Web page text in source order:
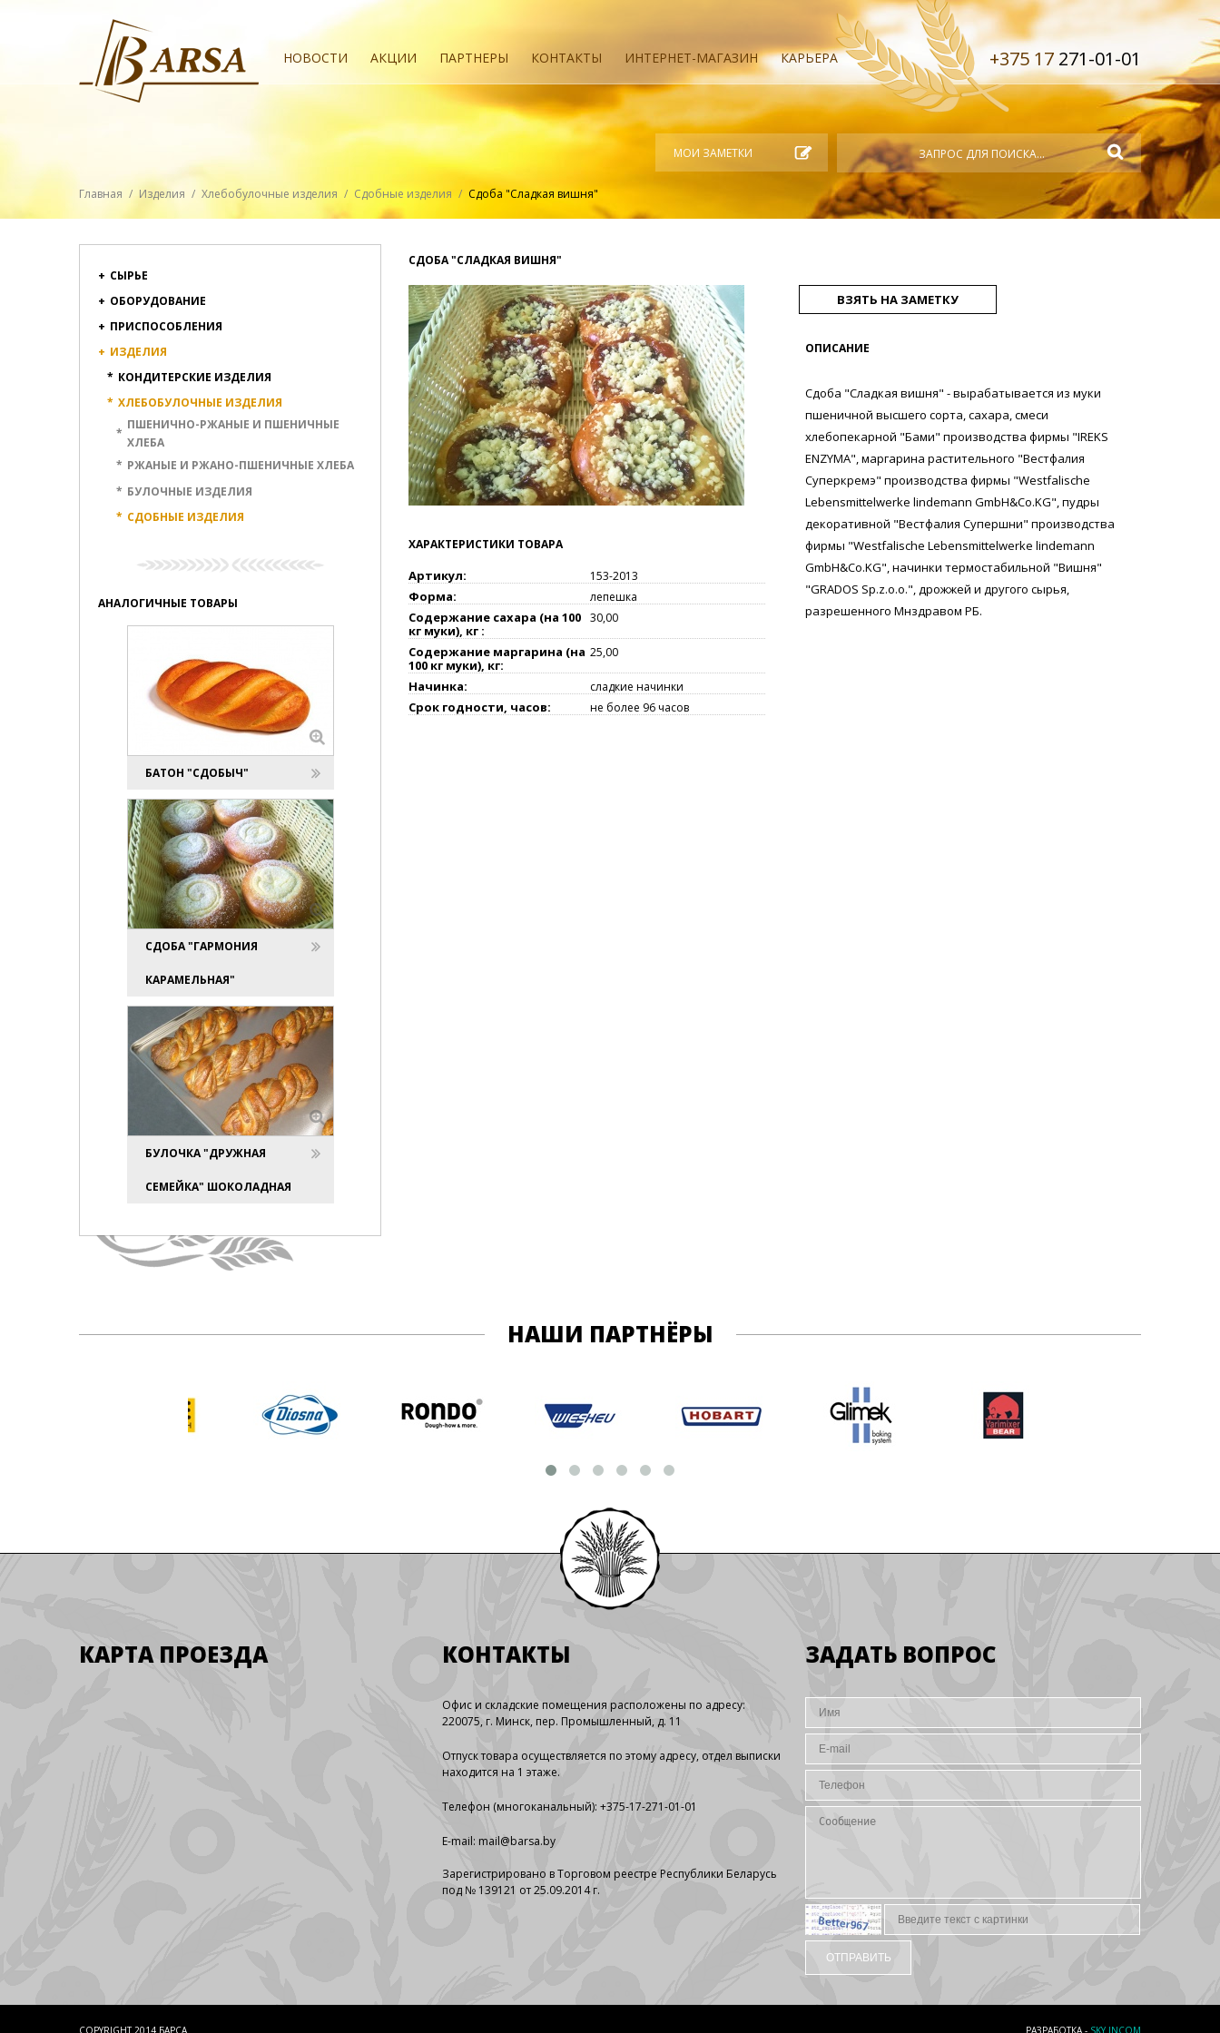
НОВОСТИ АКЦИИ ПАРТНЕРЫ КОНТАКТЫ ИНТЕРНЕТ-МАГАЗИН КАРЬЕРА +375 17 271-01-01
МОИ ЗАМЕТКИ
Главная / Изделия / Хлебобулочные изделия / Сдобные изделия / Сдоба "Сладкая вишня"
+ СЫРЬЕ
+ ОБОРУДОВАНИЕ
+ ПРИСПОСОБЛЕНИЯ
+ ИЗДЕЛИЯ
* КОНДИТЕРСКИЕ ИЗДЕЛИЯ
* ХЛЕБОБУЛОЧНЫЕ ИЗДЕЛИЯ
*
ПШЕНИЧНО-РЖАНЫЕ И ПШЕНИЧНЫЕ
ХЛЕБА
* РЖАНЫЕ И РЖАНО-ПШЕНИЧНЫЕ ХЛЕБА
* БУЛОЧНЫЕ ИЗДЕЛИЯ
* СДОБНЫЕ ИЗДЕЛИЯ
АНАЛОГИЧНЫЕ ТОВАРЫ
БАТОН "СДОБЫЧ"
СДОБА "ГАРМОНИЯ
КАРАМЕЛЬНАЯ"
БУЛОЧКА "ДРУЖНАЯ
СЕМЕЙКА" ШОКОЛАДНАЯ
СДОБА "СЛАДКАЯ ВИШНЯ"
ВЗЯТЬ НА ЗАМЕТКУ
ОПИСАНИЕ
Сдоба "Сладкая вишня" - вырабатывается из муки
пшеничной высшего сорта, сахара, смеси
хлебопекарной "Бами" производства фирмы "IREKS
ENZYMA", маргарина растительного "Вестфалия
Суперкремэ" производства фирмы "Westfalische
Lebensmittelwerke lindemann GmbH&Co.KG", пудры
декоративной "Вестфалия Супершни" производства
фирмы "Westfalische Lebensmittelwerke lindemann
GmbH&Co.KG", начинки термостабильной "Вишня"
"GRADOS Sp.z.o.o.", дрожжей и другого сырья,
разрешенного Мнздравом РБ.
ХАРАКТЕРИСТИКИ ТОВАРА
Артикул: 153-2013
Форма: лепешка
Содержание сахара (на 100
кг муки), кг :
30,00
Содержание маргарина (на
100 кг муки), кг:
25,00
Начинка: сладкие начинки
Срок годности, часов: не более 96 часов
НАШИ ПАРТНЁРЫ
КАРТА ПРОЕЗДА КОНТАКТЫ
Офис и складские помещения расположены по адресу:
220075, г. Минск, пер. Промышленный, д. 11
Отпуск товара осуществляется по этому адресу, отдел выписки
находится на 1 этаже.
Телефон (многоканальный): +375-17-271-01-01
E-mail: mail@barsa.by
Зарегистрировано в Торговом реестре Республики Беларусь
под № 139121 от 25.09.2014 г.
ЗАДАТЬ ВОПРОС